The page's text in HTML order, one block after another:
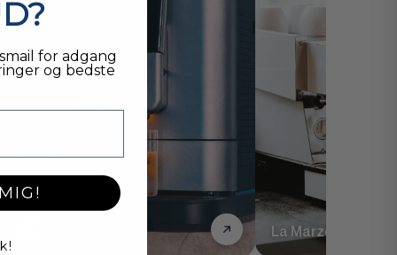
La Marzocco
for adgang
og bedste